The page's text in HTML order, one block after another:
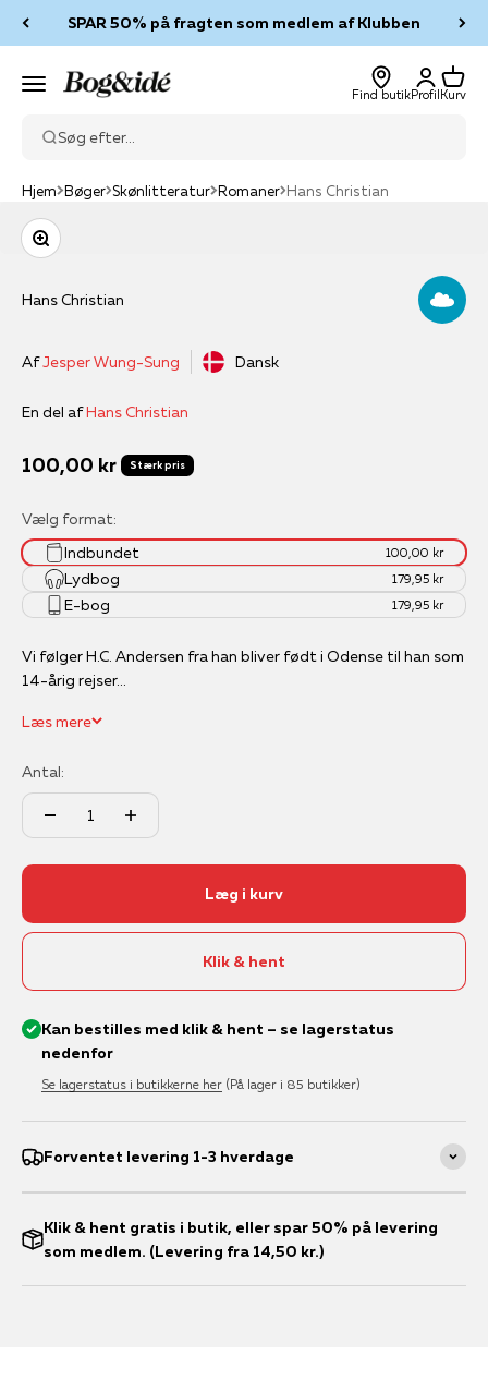
SPAR 50% på fragten som medlem af Klubben
Menu Bog & idé
Find butik
Log ind
Profil
Kurv
Kurv
Søg efter...
Hjem Bøger Skønlitteratur Romaner Hans Christian
Zoom
Hans Christian
AfJesper Wung-Sung Dansk
En del afHans Christian
Salgspris
100,00 kr Stærk pris
Vælg format:
Indbundet
100,00 kr
Lydbog 179,95 kr
E-bog 179,95 kr
Vi følger H.C. Andersen fra han bliver født i Odense til han som
14-årig rejser...
Læs mere
Antal:
Læg i kurv
Klik & hent
Kan bestilles med klik & hent – se lagerstatus
nedenfor
Se lagerstatus i butikkerne her (På lager i 85 butikker)
Forventet levering 1-3 hverdage
Klik & hent gratis i butik, eller spar 50% på levering
som medlem. (Levering fra 14,50 kr.)